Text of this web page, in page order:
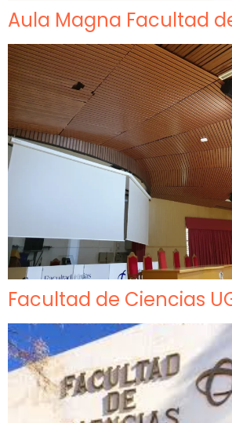
Aula Magna Facultad
Facultad de Ciencias